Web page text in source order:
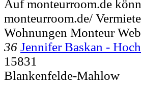
Auf monteurroom.de
monteurroom.de/
Wohnungen Monteur
36 Jennifer Baskan -
15831
Blankenfelde-Mahlow